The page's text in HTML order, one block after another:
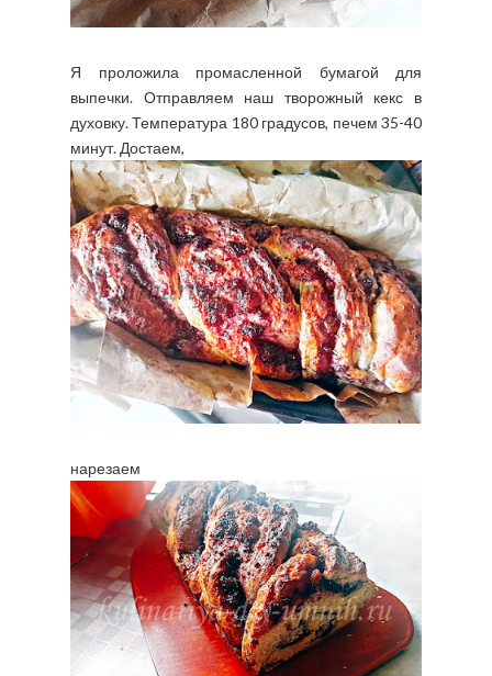
Я проложила промасленной бумагой для
выпечки. Отправляем наш творожный кекс в
духовку. Температура 180 градусов, печем 35-40
минут. Достаем,
нарезаем